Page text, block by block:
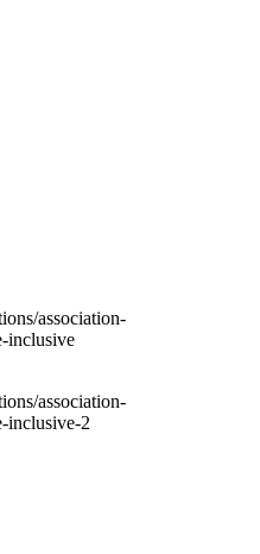
association-
inclusive
association-
inclusive-2